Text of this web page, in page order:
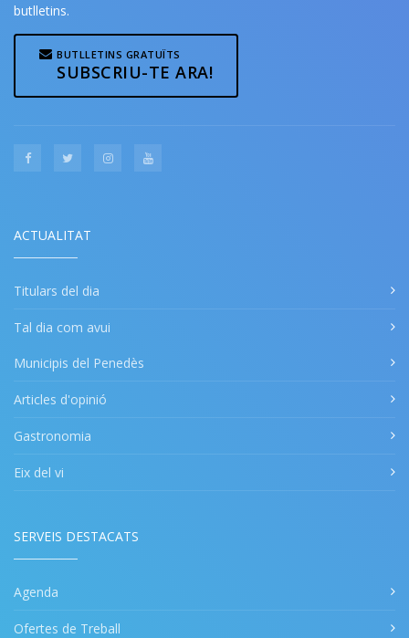
butlletins.
BUTLLETINS GRATUÏTS
SUBSCRIU-TE ARA!
ACTUALITAT
Titulars del dia
Tal dia com avui
Municipis del Penedès
Articles d'opinió
Gastronomia
Eix del vi
SERVEIS DESTACATS
Agenda
Ofertes de Treball